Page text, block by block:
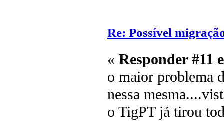
Re: Possível
« Responder #11
o maior problema
nessa
o TigPT já tirou